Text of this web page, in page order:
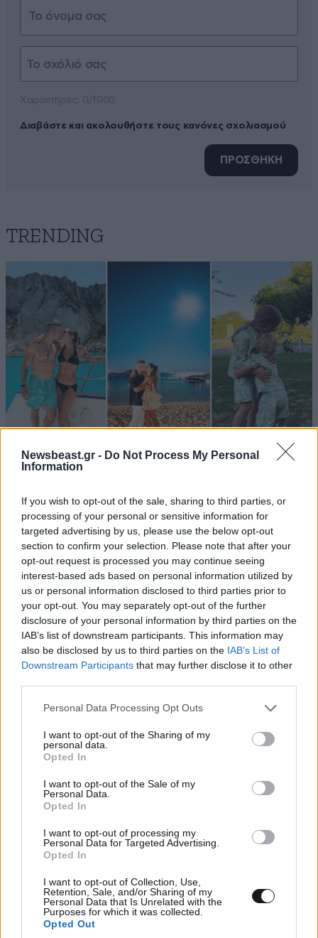
Newsbeast.gr - Do Not Process My Personal
Information
If you wish to opt-out of the sale, sharing to third parties, or
processing of your personal or sensitive information for
targeted advertising by us, please use the below opt-out
section to confirm your selection. Please note that after your
opt-out request is processed you may continue seeing
interest-based ads based on personal information utilized by
us or personal information disclosed to third parties prior to
your opt-out. You may separately opt-out of the further
disclosure of your personal information by third parties on the
IAB’s list of downstream participants. This information may
also be disclosed by us to third parties on the IAB’s List of
Downstream Participants that may further disclose it to other
Please note that this website/app uses one or more Google
not limited to your visit or usage behaviour. You may click to
grant or deny consent to Google and its third-party tags to
use your data for below specified purposes in below Google
consent section.
Personal Data Processing Opt Outs
I want to opt-out of the Sharing of my
personal data.
Opted In
I want to opt-out of the Sale of my
Personal Data.
Opted In
I want to opt-out of processing my
Personal Data for Targeted Advertising.
Opted In
I want to opt-out of Collection, Use,
Retention, Sale, and/or Sharing of my
Personal Data that Is Unrelated with the
Purposes for which it was collected.
Opted Out
Διαβάστε και ακολουθήστε τους κανόνες σχολιασμού
ΠΡΟΣΘΗΚΗ
TRENDING
LIFESTYLE08·08·2026 19:12
φιλιά με τον Βύρωνα Βασιλειάδη: «Καμία στιγμή
ευτυχίας δεδομένη»